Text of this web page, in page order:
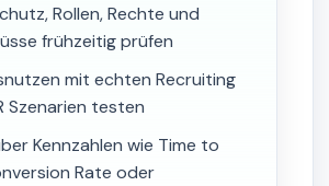
Rollen, Rechte und
frühzeitig prüfen
mit echten Recruiting
Szenarien testen
Kennzahlen wie Time to
Rate oder